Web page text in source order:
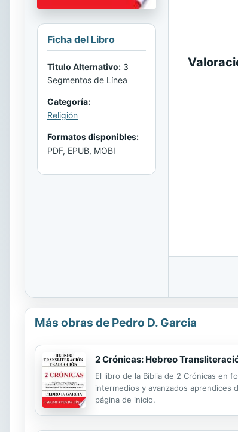
Ficha del Libro
Titulo Alternativo: 3
Segmentos de Línea
Categoría:
Religión
Formatos disponibles:
PDF, EPUB, MOBI
Más obras de Pedro D. Garcia
2 Crónicas: Hebreo
El libro de la Biblia de 2 Crónicas en
intermedios y avanzados aprendices
página de inicio.